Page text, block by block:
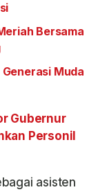
Bersama
Muda
Gubernur
Personil
asisten